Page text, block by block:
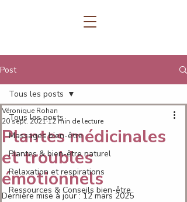
Post
Tous les posts
Massages bien-être
Plantes & bien-être naturel
Relaxation et respirations
Ressources & Conseils bien-être
Tous les posts
Plantes médicinales
et troubles
émotionnels
Véronique Rohan
20 sept. 202112 min de lecture
Dernière mise à jour :12 mars 2025